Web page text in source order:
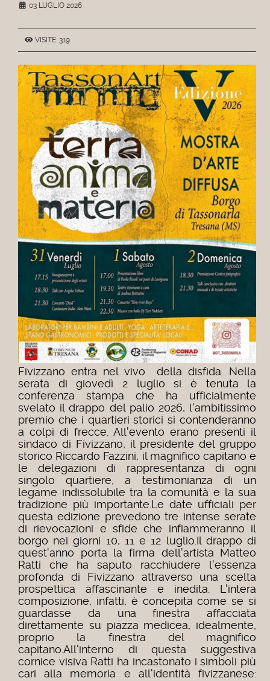
03 LUGLIO 2026
VISITE: 319
Fivizzano entra nel vivo della disfida. Nella
serata di giovedì 2 luglio si è tenuta la
conferenza stampa che ha ufficialmente
svelato il drappo del palio 2026, l'ambitissimo
premio che i quartieri storici si contenderanno
a colpi di frecce. All'evento erano presenti il
sindaco di Fivizzano, il presidente del gruppo
storico Riccardo Fazzini, il magnifico capitano e
le delegazioni di rappresentanza di ogni
singolo quartiere, a testimonianza di un
legame indissolubile tra la comunità e la sua
tradizione più importante. Le date ufficiali per
questa edizione prevedono tre intense serate
di rievocazioni e sfide che infiammeranno il
borgo nei giorni 10, 11 e 12 luglio. Il drappo di
quest'anno porta la firma dell'artista Matteo
Ratti che ha saputo racchiudere l'essenza
profonda di Fivizzano attraverso una scelta
prospettica affascinante e inedita. L'intera
composizione, infatti, è concepita come se si
guardasse da una finestra affacciata
direttamente su piazza medicea, idealmente,
proprio la finestra del magnifico
capitano.All'interno di questa suggestiva
cornice visiva Ratti ha incastonato i simboli più
cari alla memoria e all'identità fivizzanese: